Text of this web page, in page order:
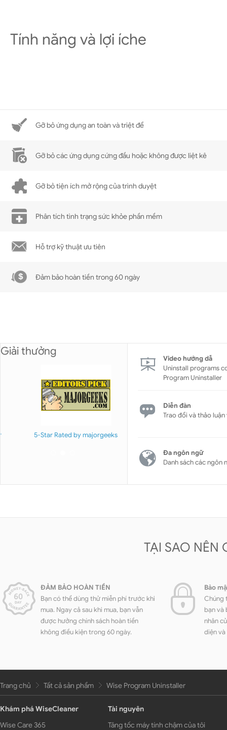
Tính năng và lợi íche
Gỡ bỏ ứng dụng an toàn và triệt để
Gỡ bỏ các ứng dụng cứng đầu hoặc không được liệt kê
Gỡ bỏ tiện ích mở rộng của trình duyệt
Phân tích tình trạng sức khỏe phần mềm
Hỗ trợ kỹ thuật ưu tiên
Đảm bảo hoàn tiền trong 60 ngày
Giải thưởng
5-Star Rated by majorgeeks
Video hướng dẫ
Uninstall programs
Program Uninstaller
Diễn đàn
Trao đổi và thảo
Đa ngôn ngữ
Danh sách các ngôn
TẠI SAO NÊN
ĐẢM BẢO HOÀN TIỀN
Bạn có thể dùng thử miễn phí trước khi
mua. Ngay cả sau khi mua, bạn vẫn
được hưởng chính sách hoàn tiền
không điều kiện trong 60 ngày.
Bảo
Chúng
bạn và
nhân
diện
Trang chủ Tất cả sản phẩm Wise Program Uninstaller
Khám phá WiseCleaner
Wise Care 365
Tài nguyên
Tăng tốc máy tính chậm của tôi